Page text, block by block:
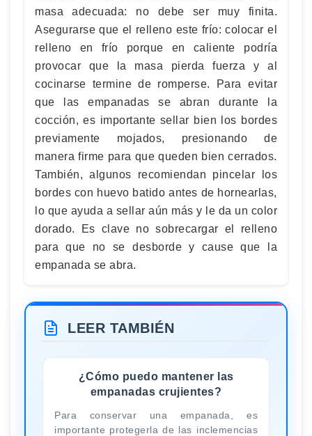
masa adecuada: no debe ser muy finita.
Asegurarse que el relleno este frío: colocar el
relleno en frío porque en caliente podría
provocar que la masa pierda fuerza y al
cocinarse termine de romperse. Para evitar
que las empanadas se abran durante la
cocción, es importante sellar bien los bordes
previamente mojados, presionando de
manera firme para que queden bien cerrados.
También, algunos recomiendan pincelar los
bordes con huevo batido antes de hornearlas,
lo que ayuda a sellar aún más y le da un color
dorado. Es clave no sobrecargar el relleno
para que no se desborde y cause que la
empanada se abra.
LEER TAMBIÉN
¿Cómo puedo mantener las
empanadas crujientes?
Para conservar una empanada, es
importante protegerla de las inclemencias